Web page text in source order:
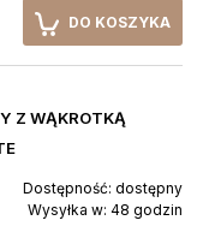
DO KOSZYKA
Z WĄKROTKĄ
Dostępność: dostępny
Wysyłka w: 48 godzin